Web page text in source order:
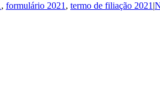
, formulário 2021 , termo de filiação 2021 |